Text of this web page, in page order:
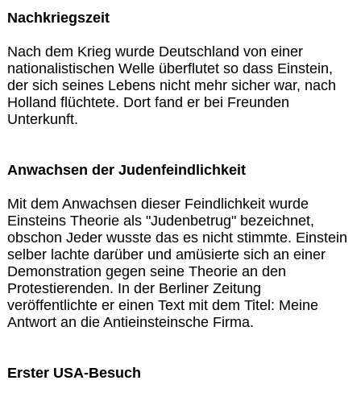
Nachkriegszeit
Nach dem Krieg wurde Deutschland von einer
nationalistischen Welle überflutet so dass Einstein,
der sich seines Lebens nicht mehr sicher war, nach
Holland flüchtete. Dort fand er bei Freunden
Unterkunft.
Anwachsen der Judenfeindlichkeit
Mit dem Anwachsen dieser Feindlichkeit wurde
Einsteins Theorie als "Judenbetrug" bezeichnet,
obschon Jeder wusste das es nicht stimmte. Einstein
selber lachte darüber und amüsierte sich an einer
Demonstration gegen seine Theorie an den
Protestierenden. In der Berliner Zeitung
veröffentlichte er einen Text mit dem Titel: Meine
Antwort an die Antieinsteinsche Firma.
Erster USA-Besuch